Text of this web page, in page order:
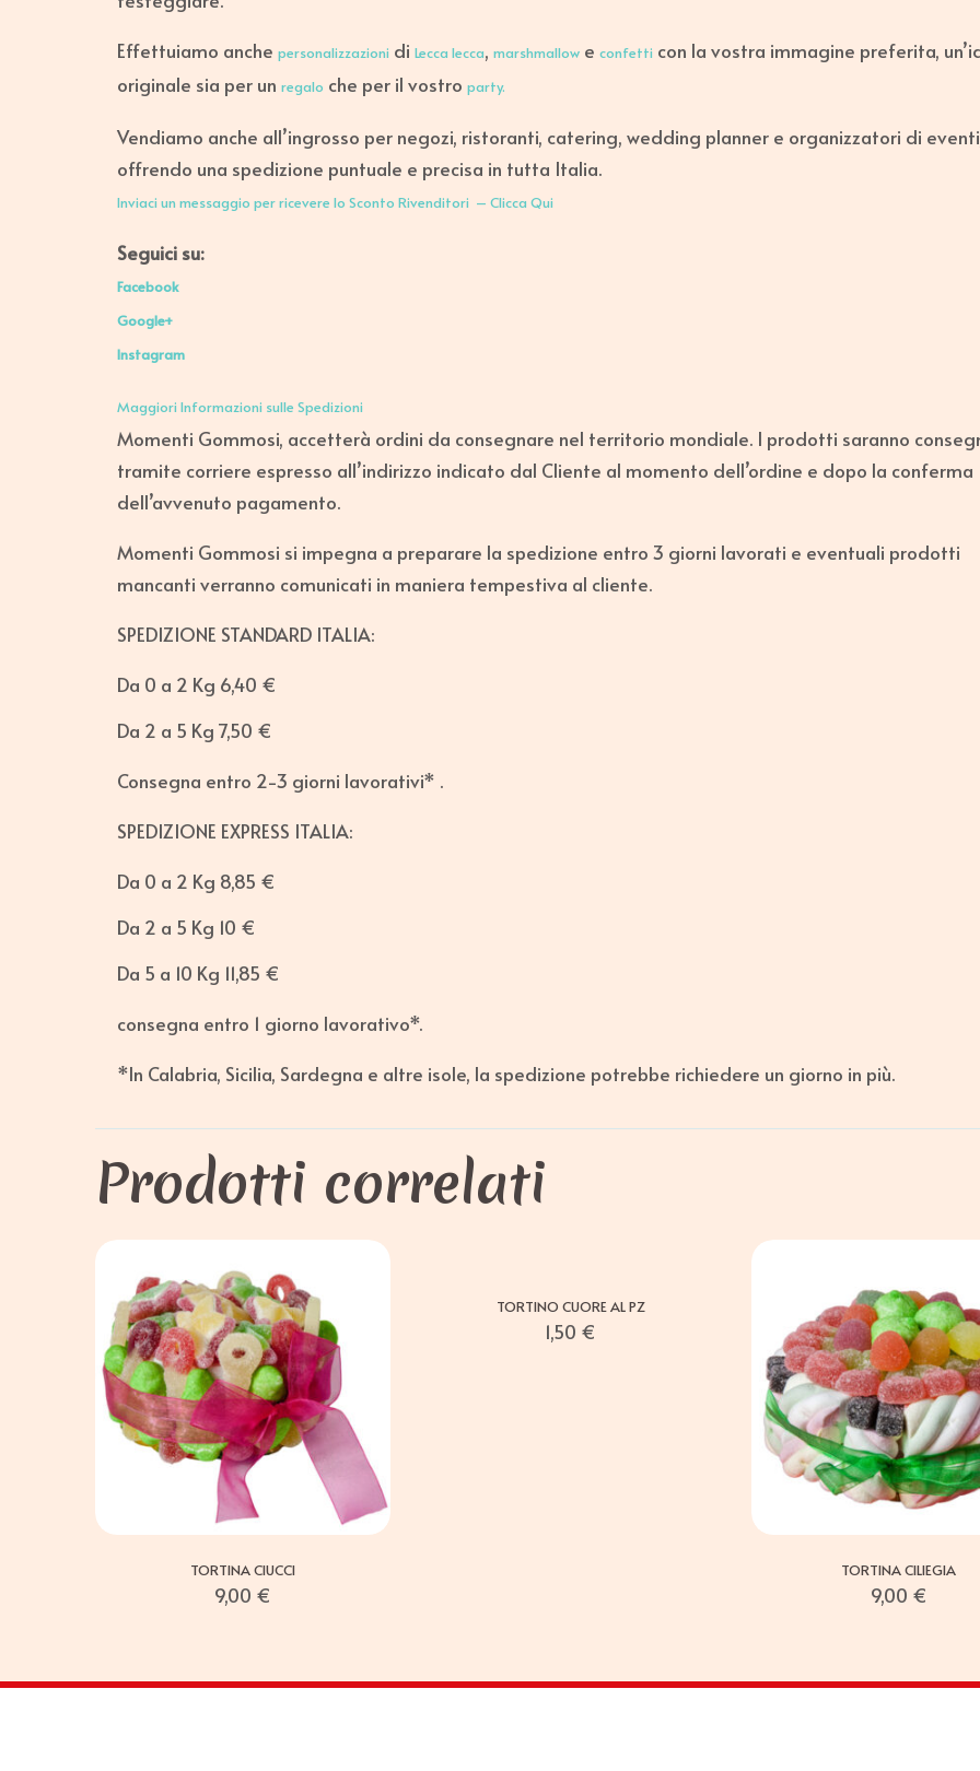
Effettuiamo anche personalizzazioni di Lecca lecca, marshmallow e confetti con la vostra immagine preferita,
originale sia per un regalo che per il vostro party.
Vendiamo anche all’ingrosso per negozi, ristoranti, catering, wedding planner e organizzatori di
offrendo una spedizione puntuale e precisa in tutta Italia.
Inviaci un messaggio per ricevere lo Sconto Rivenditori – Clicca Qui
Seguici su:
Facebook
Google+
Instagram
Maggiori Informazioni sulle Spedizioni
Momenti Gommosi, accetterà ordini da consegnare nel territorio mondiale. I prodotti saranno
tramite corriere espresso all’indirizzo indicato dal Cliente al momento dell’ordine e dopo la conferma
dell’avvenuto pagamento.
Momenti Gommosi si impegna a preparare la spedizione entro 3 giorni lavorati e eventuali prodotti
mancanti verranno comunicati in maniera tempestiva al cliente.
SPEDIZIONE STANDARD ITALIA:
Da 0 a 2 Kg 6,40 €
Da 2 a 5 Kg 7,50 €
Consegna entro 2-3 giorni lavorativi* .
SPEDIZIONE EXPRESS ITALIA:
Da 0 a 2 Kg 8,85 €
Da 2 a 5 Kg 10 €
Da 5 a 10 Kg 11,85 €
consegna entro 1 giorno lavorativo*.
*In Calabria, Sicilia, Sardegna e altre isole, la spedizione potrebbe richiedere un giorno in più.
Prodotti correlati
TORTINA CIUCCI
9,00 €
TORTINO CUORE AL PZ
1,50 €
TORTINA CILIEGIA
9,00 €